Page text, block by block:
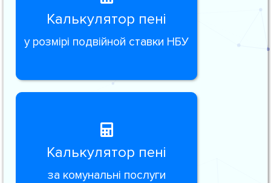
Калькулятор пені
у розмірі подвійной ставки НБУ
Калькулятор пені
за комунальні послуги